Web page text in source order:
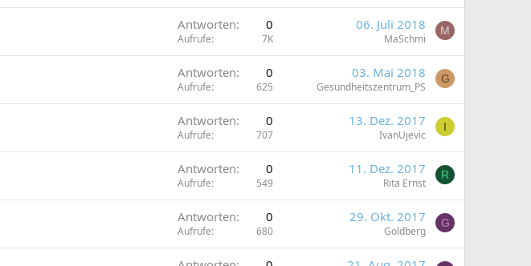
Antworten 0
Aufrufe 7K
06. Juli 2018
MaSchmi
M
Antworten 0
Aufrufe 625
03. Mai 2018
Gesundheitszentrum_PS
G
Antworten 0
Aufrufe 707
13. Dez. 2017
IvanUjevic
I
Antworten 0
Aufrufe 549
11. Dez. 2017
Rita Ernst
R
Antworten 0
Aufrufe 680
29. Okt. 2017
Goldberg
G